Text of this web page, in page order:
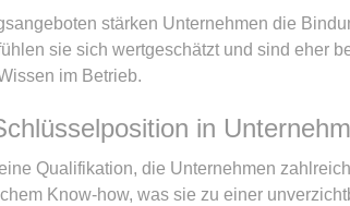
stärken Unternehmen die
sie sich wertgeschätzt und sind eher
im Betrieb.
in
Qualifikation, die Unternehmen
Know-how, was sie zu einer